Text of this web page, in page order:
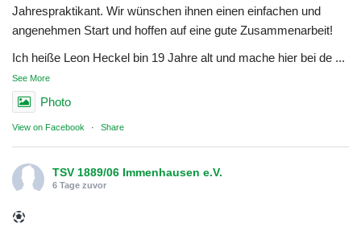
Jahrespraktikant. Wir wünschen ihnen einen einfachen und
angenehmen Start und hoffen auf eine gute Zusammenarbeit!
Ich heiße Leon Heckel bin 19 Jahre alt und mache hier bei de ...
See More
Photo
View on Facebook · Share
TSV 1889/06 Immenhausen e.V.
6 Tage zuvor